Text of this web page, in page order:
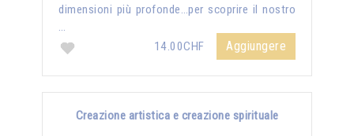
dimensioni più profonde…per scoprire il nostro
…
14.00CHF
Aggiungere
Creazione artistica e creazione spirituale